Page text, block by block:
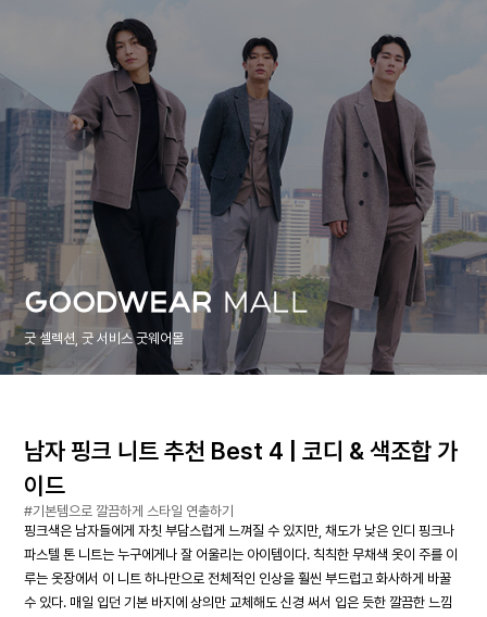
굿 셀렉션, 굿 서비스 굿웨어몰
남자 핑크 니트 추천 Best 4 | 코디 & 색조합 가
이드
#기본템으로 깔끔하게 스타일 연출하기
핑크색은 남자들에게 자칫 부담스럽게 느껴질 수 있지만, 채도가 낮은 인디 핑크나
파스텔 톤 니트는 누구에게나 잘 어울리는 아이템이다. 칙칙한 무채색 옷이 주를 이
루는 옷장에서 이 니트 하나만으로 전체적인 인상을 훨씬 부드럽고 화사하게 바꿀
수 있다. 매일 입던 기본 바지에 상의만 교체해도 신경 써서 입은 듯한 깔끔한 느낌